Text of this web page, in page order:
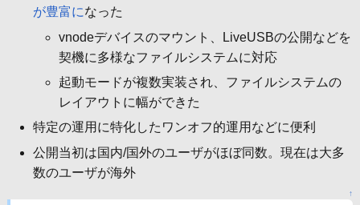
が豊富になった
vnodeデバイスのマウント、LiveUSBの公開などを
契機に多様なファイルシステムに対応
起動モードが複数実装され、ファイルシステムの
レイアウトに幅ができた
特定の運用に特化したワンオフ的運用などに便利
公開当初は国内/国外のユーザがほぼ同数。現在は大多
数のユーザが海外
↑